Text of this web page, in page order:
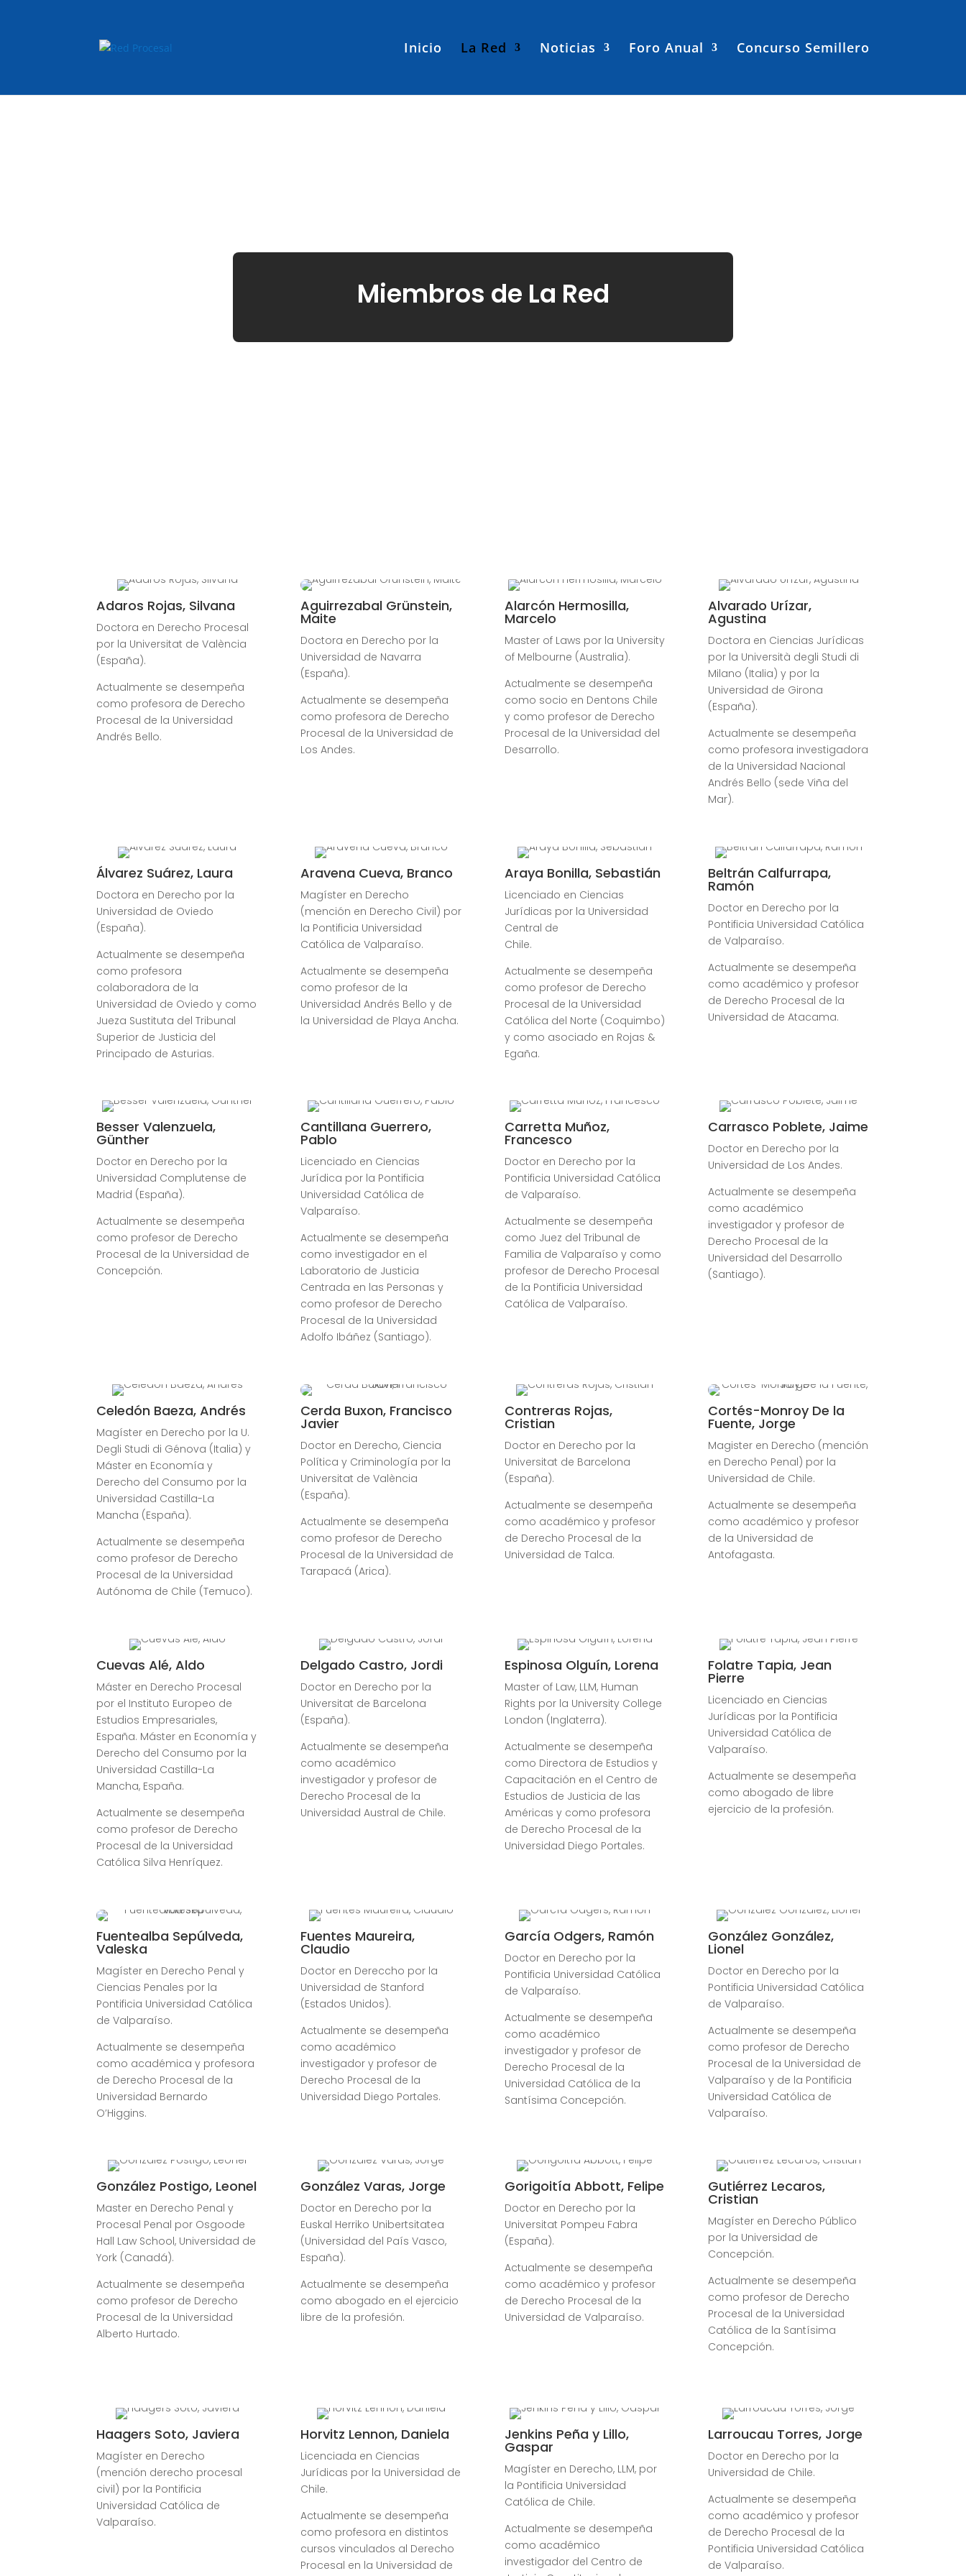
Inicio La Red Noticias Foro Anual Concurso Semillero
Miembros de La Red
Adaros Rojas, Silvana
Doctora en Derecho Procesal
por la Universitat de València
(España).
Actualmente se desempeña
como profesora de Derecho
Procesal de la Universidad
Andrés Bello.
Aguirrezabal Grünstein,
Maite
Doctora en Derecho por la
Universidad de Navarra
(España).
Actualmente se desempeña
como profesora de Derecho
Procesal de la Universidad de
Los Andes.
Alarcón Hermosilla,
Marcelo
Master of Laws por la University
of Melbourne (Australia).
Actualmente se desempeña
como socio en Dentons Chile
y como profesor de Derecho
Procesal de la Universidad del
Desarrollo.
Alvarado Urízar,
Agustina
Doctora en Ciencias Jurídicas
por la Università degli Studi di
Milano (Italia) y por la
Universidad de Girona
(España).
Actualmente se desempeña
como profesora investigadora
de la Universidad Nacional
Andrés Bello (sede Viña del
Mar).
Álvarez Suárez, Laura
Doctora en Derecho por la
Universidad de Oviedo
(España).
Actualmente se desempeña
como profesora
colaboradora de la
Universidad de Oviedo y como
Jueza Sustituta del Tribunal
Superior de Justicia del
Principado de Asturias.
Aravena Cueva, Branco
Magíster en Derecho
(mención en Derecho Civil) por
la Pontificia Universidad
Católica de Valparaíso.
Actualmente se desempeña
como profesor de la
Universidad Andrés Bello y de
la Universidad de Playa Ancha.
Araya Bonilla, Sebastián
Licenciado en Ciencias
Jurídicas por la Universidad
Central de
Chile.
Actualmente se desempeña
como profesor de Derecho
Procesal de la Universidad
Católica del Norte (Coquimbo)
y como asociado en Rojas &
Egaña.
Beltrán Calfurrapa,
Ramón
Doctor en Derecho por la
Pontificia Universidad Católica
de Valparaíso.
Actualmente se desempeña
como académico y profesor
de Derecho Procesal de la
Universidad de Atacama.
Besser Valenzuela,
Günther
Doctor en Derecho por la
Universidad Complutense de
Madrid (España).
Actualmente se desempeña
como profesor de Derecho
Procesal de la Universidad de
Concepción.
Cantillana Guerrero,
Pablo
Licenciado en Ciencias
Jurídica por la Pontificia
Universidad Católica de
Valparaíso.
Actualmente se desempeña
como investigador en el
Laboratorio de Justicia
Centrada en las Personas y
como profesor de Derecho
Procesal de la Universidad
Adolfo Ibáñez (Santiago).
Carretta Muñoz,
Francesco
Doctor en Derecho por la
Pontificia Universidad Católica
de Valparaíso.
Actualmente se desempeña
como Juez del Tribunal de
Familia de Valparaíso y como
profesor de Derecho Procesal
de la Pontificia Universidad
Católica de Valparaíso.
Carrasco Poblete, Jaime
Doctor en Derecho por la
Universidad de Los Andes.
Actualmente se desempeña
como académico
investigador y profesor de
Derecho Procesal de la
Universidad del Desarrollo
(Santiago).
Celedón Baeza, Andrés
Magíster en Derecho por la U.
Degli Studi di Génova (Italia) y
Máster en Economía y
Derecho del Consumo por la
Universidad Castilla-La
Mancha (España).
Actualmente se desempeña
como profesor de Derecho
Procesal de la Universidad
Autónoma de Chile (Temuco).
Cerda Buxon, Francisco
Javier
Doctor en Derecho, Ciencia
Política y Criminología por la
Universitat de València
(España).
Actualmente se desempeña
como profesor de Derecho
Procesal de la Universidad de
Tarapacá (Arica).
Contreras Rojas,
Cristian
Doctor en Derecho por la
Universitat de Barcelona
(España).
Actualmente se desempeña
como académico y profesor
de Derecho Procesal de la
Universidad de Talca.
Cortés-Monroy De la
Fuente, Jorge
Magister en Derecho (mención
en Derecho Penal) por la
Universidad de Chile.
Actualmente se desempeña
como académico y profesor
de la Universidad de
Antofagasta.
Cuevas Alé, Aldo
Máster en Derecho Procesal
por el Instituto Europeo de
Estudios Empresariales,
España. Máster en Economía y
Derecho del Consumo por la
Universidad Castilla-La
Mancha, España.
Actualmente se desempeña
como profesor de Derecho
Procesal de la Universidad
Católica Silva Henríquez.
Delgado Castro, Jordi
Doctor en Derecho por la
Universitat de Barcelona
(España).
Actualmente se desempeña
como académico
investigador y profesor de
Derecho Procesal de la
Universidad Austral de Chile.
Espinosa Olguín, Lorena
Master of Law, LLM, Human
Rights por la University College
London (Inglaterra).
Actualmente se desempeña
como Directora de Estudios y
Capacitación en el Centro de
Estudios de Justicia de las
Américas y como profesora
de Derecho Procesal de la
Universidad Diego Portales.
Folatre Tapia, Jean
Pierre
Licenciado en Ciencias
Jurídicas por la Pontificia
Universidad Católica de
Valparaíso.
Actualmente se desempeña
como abogado de libre
ejercicio de la profesión.
Fuentealba Sepúlveda,
Valeska
Magíster en Derecho Penal y
Ciencias Penales por la
Pontificia Universidad Católica
de Valparaíso.
Actualmente se desempeña
como académica y profesora
de Derecho Procesal de la
Universidad Bernardo
O’Higgins.
Fuentes Maureira,
Claudio
Doctor en Dereccho por la
Universidad de Stanford
(Estados Unidos).
Actualmente se desempeña
como académico
investigador y profesor de
Derecho Procesal de la
Universidad Diego Portales.
García Odgers, Ramón
Doctor en Derecho por la
Pontificia Universidad Católica
de Valparaíso.
Actualmente se desempeña
como académico
investigador y profesor de
Derecho Procesal de la
Universidad Católica de la
Santísima Concepción.
González González,
Lionel
Doctor en Derecho por la
Pontificia Universidad Católica
de Valparaíso.
Actualmente se desempeña
como profesor de Derecho
Procesal de la Universidad de
Valparaíso y de la Pontificia
Universidad Católica de
Valparaíso.
González Postigo, Leonel
Master en Derecho Penal y
Procesal Penal por Osgoode
Hall Law School, Universidad de
York (Canadá).
Actualmente se desempeña
como profesor de Derecho
Procesal de la Universidad
Alberto Hurtado.
González Varas, Jorge
Doctor en Derecho por la
Euskal Herriko Unibertsitatea
(Universidad del País Vasco,
España).
Actualmente se desempeña
como abogado en el ejercicio
libre de la profesión.
Gorigoitía Abbott, Felipe
Doctor en Derecho por la
Universitat Pompeu Fabra
(España).
Actualmente se desempeña
como académico y profesor
de Derecho Procesal de la
Universidad de Valparaíso.
Gutiérrez Lecaros,
Cristian
Magíster en Derecho Público
por la Universidad de
Concepción.
Actualmente se desempeña
como profesor de Derecho
Procesal de la Universidad
Católica de la Santísima
Concepción.
Haagers Soto, Javiera
Magíster en Derecho
(mención derecho procesal
civil) por la Pontificia
Universidad Católica de
Valparaíso.
Horvitz Lennon, Daniela
Licenciada en Ciencias
Jurídicas por la Universidad de
Chile.
Actualmente se desempeña
como profesora en distintos
cursos vinculados al Derecho
Procesal en la Universidad de
Jenkins Peña y Lillo,
Gaspar
Magíster en Derecho, LLM, por
la Pontificia Universidad
Católica de Chile.
Actualmente se desempeña
como académico
investigador del Centro de
Larroucau Torres, Jorge
Doctor en Derecho por la
Universidad de Chile.
Actualmente se desempeña
como académico y profesor
de Derecho Procesal de la
Pontificia Universidad Católica
de Valparaíso.